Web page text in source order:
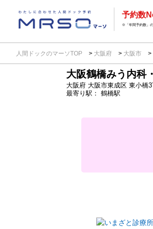
予約数
※「年間予約数」
人間ドックのマーソTOP 大阪府 大阪市
大阪鶴橋みう内科
大阪府 大阪市東成区 東小橋
最寄り駅： 鶴橋駅